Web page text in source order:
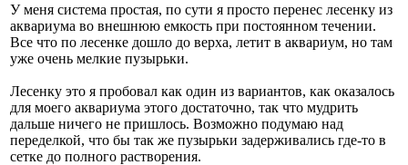
У меня система простая, по сути я просто перенес лесенку из
аквариума во внешнюю емкость при постоянном течении.
Все что по лесенке дошло до верха, летит в аквариум, но там
уже очень мелкие пузырьки.
Лесенку это я пробовал как один из вариантов, как оказалось
для моего аквариума этого достаточно, так что мудрить
дальше ничего не пришлось. Возможно подумаю над
переделкой, что бы так же пузырьки задерживались где-то в
сетке до полного растворения.